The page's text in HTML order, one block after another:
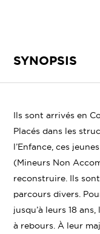
SYNOPSIS
Ils sont arrivés en
Placés dans les
l’Enfance, ces
(Mineurs Non
reconstruire. Ils
parcours divers.
jusqu’à leurs 18
à rebours. À leur